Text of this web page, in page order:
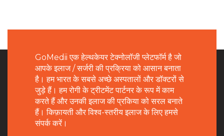
GoMedii एक हेल्थकेयर टेक्नोलॉजी प्लेटफॉर्म है जो
आपके इलाज / सर्जरी की प्रक्रिया को आसान बनाता
है। हम भारत के सबसे अच्छे अस्पतालों और डॉक्टरों से
जुड़े हैं। हम रोगी के ट्रीटमेंट पार्टनर के रूप में काम
करते हैं और उनकी इलाज की प्रकिया को सरल बनाते
हैं। किफ़ायती और विश्व-स्तरीय इलाज के लिए हमसे
संपर्क करें।